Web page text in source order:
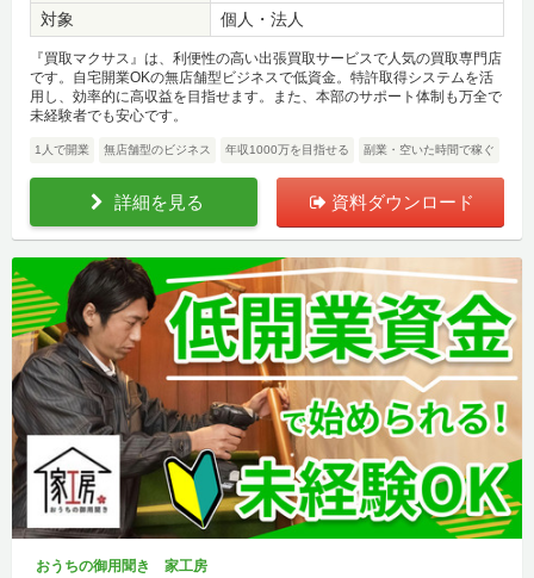
対象 個人・法人
『買取マクサス』は、利便性の高い出張買取サービスで人気の買取専門店
です。自宅開業OKの無店舗型ビジネスで低資金。特許取得システムを活
用し、効率的に高収益を目指せます。また、本部のサポート体制も万全で
未経験者でも安心です。
1人で開業 無店舗型のビジネス 年収1000万を目指せる 副業・空いた時間で稼ぐ
詳細を見る 資料ダウンロード
おうちの御用聞き 家工房